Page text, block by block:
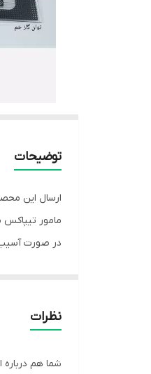
توضیحات
ارسال این
مامور
در صورت
نظرات
شما هم